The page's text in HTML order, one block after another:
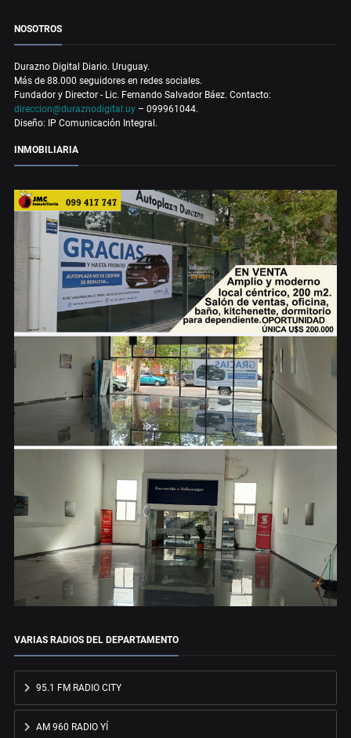
NOSOTROS
Durazno Digital Diario. Uruguay.
Más de 88.000 seguidores en redes sociales.
Fundador y Director - Lic. Fernando Salvador Báez. Contacto:
direccion@duraznodigital.uy – 099961044.
Diseño: IP Comunicación Integral.
INMOBILIARIA
VARIAS RADIOS DEL DEPARTAMENTO
95.1 FM RADIO CITY
AM 960 RADIO YÍ